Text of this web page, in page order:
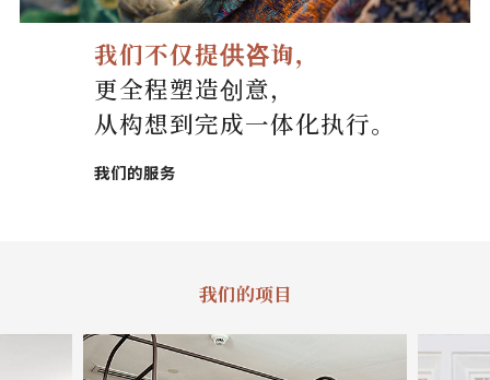
我们不仅提供咨询，
更全程塑造创意，
从构想到完成一体化执行。
我们的服务
我们的项目
们